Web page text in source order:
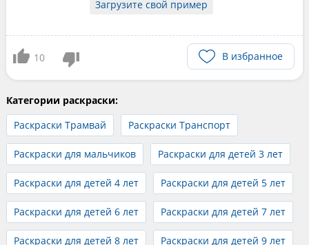
Загрузите свой пример
10 В избранное
Категории раскраски:
Раскраски Трамвай
Раскраски Транспорт
Раскраски для мальчиков Раскраски для детей 3 лет
Раскраски для детей 4 лет Раскраски для детей 5 лет
Раскраски для детей 6 лет Раскраски для детей 7 лет
Раскраски для детей 8 лет Раскраски для детей 9 лет